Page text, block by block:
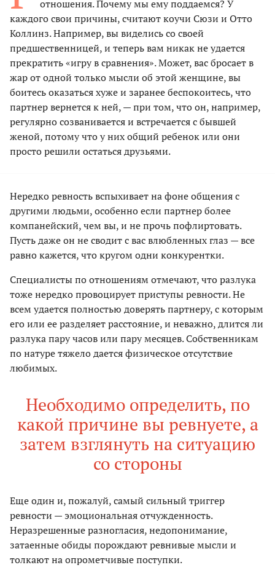
отношения. Почему мы ему поддаемся? У
каждого свои причины, считают коучи Сюзи и Отто
Коллинз. Например, вы виделись со своей
предшественницей, и теперь вам никак не удается
прекратить «игру в сравнения». Может, вас бросает в
жар от одной только мысли об этой женщине, вы
боитесь оказаться хуже и заранее беспокоитесь, что
партнер вернется к ней, — при том, что он, например,
регулярно созванивается и встречается с бывшей
женой, потому что у них общий ребенок или они
просто решили остаться друзьями.
Нередко ревность вспыхивает на фоне общения с
другими людьми, особенно если партнер более
компанейский, чем вы, и не прочь пофлиртовать.
Пусть даже он не сводит с вас влюбленных глаз — все
равно кажется, что кругом одни конкурентки.
Специалисты по отношениям отмечают, что разлука
тоже нередко провоцирует приступы ревности. Не
всем удается полностью доверять партнеру, с которым
его или ее разделяет расстояние, и неважно, длится ли
разлука пару часов или пару месяцев. Собственникам
по натуре тяжело дается физическое отсутствие
любимых.
Необходимо определить, по
какой причине вы ревнуете, а
затем взглянуть на ситуацию
со стороны
Еще один и, пожалуй, самый сильный триггер
ревности — эмоциональная отчужденность.
Неразрешенные разногласия, недопонимание,
затаенные обиды порождают ревнивые мысли и
толкают на опрометчивые поступки.